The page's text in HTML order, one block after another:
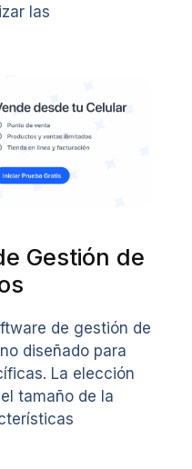
las
Gestión de
de gestión de
diseñado para
La elección
tamaño de la